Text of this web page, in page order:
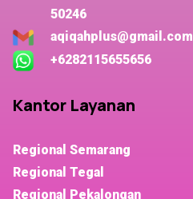
50246
aqiqahplus@gmail.com
+6282115655656
Kantor Layanan
Regional Semarang
Regional Tegal
Regional Pekalongan